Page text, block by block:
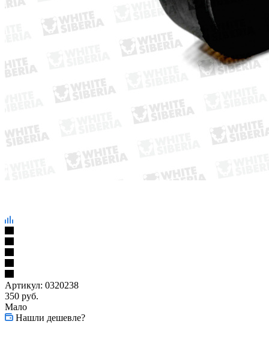
Артикул: 0320238
350 руб.
Мало
Нашли дешевле?